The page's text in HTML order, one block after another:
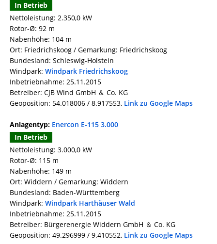
In Betrieb
Nettoleistung: 2.350,0 kW
Rotor-Ø: 92 m
Nabenhöhe: 104 m
Ort: Friedrichskoog / Gemarkung: Friedrichskoog
Bundesland: Schleswig-Holstein
Windpark: Windpark Friedrichskoog
Inbetriebnahme: 25.11.2015
Betreiber: CJB Wind GmbH ＆ Co. KG
Geoposition: 54.018006 / 8.917553, Link zu Google Maps
Anlagentyp: Enercon E-115 3.000
In Betrieb
Nettoleistung: 3.000,0 kW
Rotor-Ø: 115 m
Nabenhöhe: 149 m
Ort: Widdern / Gemarkung: Widdern
Bundesland: Baden-Württemberg
Windpark: Windpark Harthäuser Wald
Inbetriebnahme: 25.11.2015
Betreiber: Bürgerenergie Widdern GmbH ＆ Co. KG
Geoposition: 49.296999 / 9.410552, Link zu Google Maps